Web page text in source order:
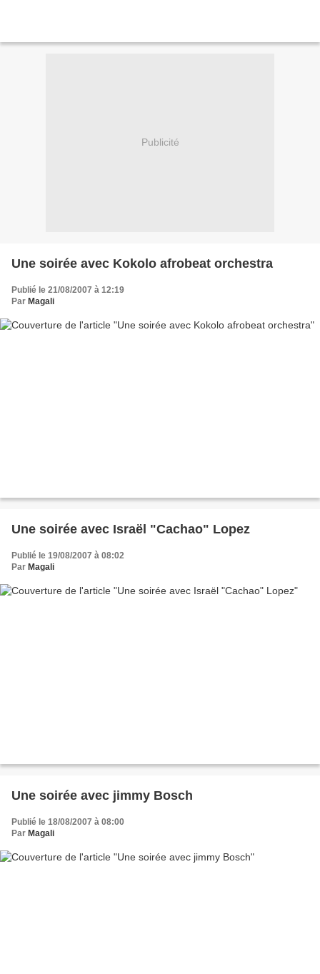
Publicité
Une soirée avec Kokolo afrobeat orchestra
Publié le 21/08/2007 à 12:19
Par Magali
Une soirée avec Israël "Cachao" Lopez
Publié le 19/08/2007 à 08:02
Par Magali
Une soirée avec jimmy Bosch
Publié le 18/08/2007 à 08:00
Par Magali